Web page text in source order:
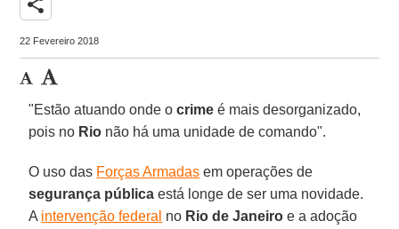
22 Fevereiro 2018
"Estão atuando onde ocrime é mais desorganizado,
pois no Rio não há uma unidade de comando".
O uso das Forças Armadas em operações de
segurança pública está longe de ser uma novidade.
A intervenção federal no Rio de Janeiro e a adoção